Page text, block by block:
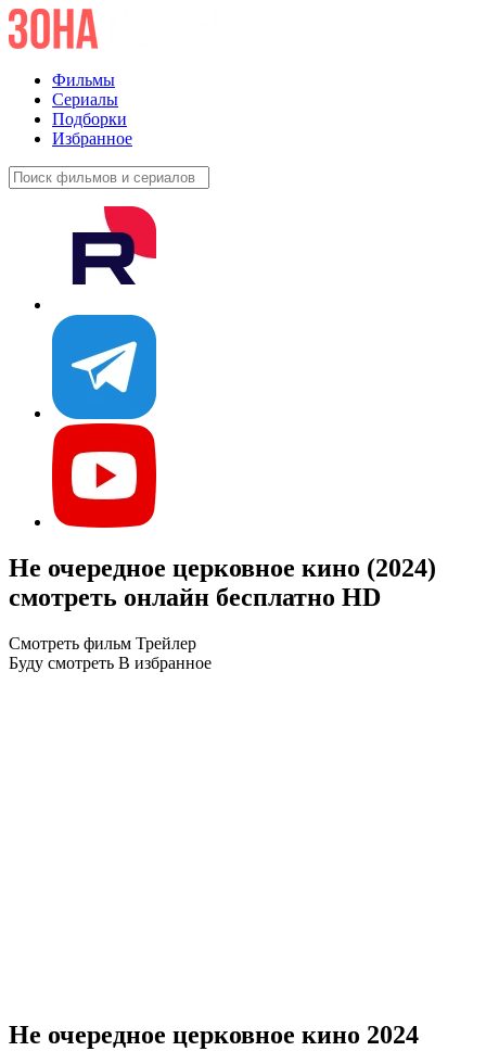
Фильмы
Сериалы
Подборки
Избранное
Не очередное церковное кино (2024)
смотреть онлайн бесплатно HD
Смотреть фильм Трейлер
Буду смотреть В избранное
Не очередное церковное кино 2024